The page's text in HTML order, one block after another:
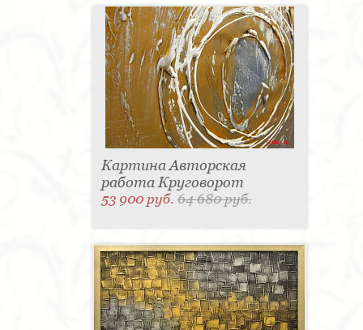
Картина Авторская
работа Круговорот
53 900 руб.64 680 руб.